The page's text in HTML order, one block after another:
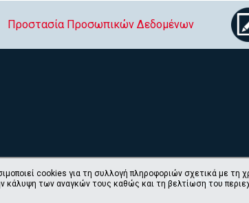
Προστασία Προσωπικών Δεδομένων
Ιόνιο
cookies για τη συλλογή πληροφοριών σχετικά με τη
κάλυψη των αναγκών τους καθώς και τη βελτίωση του